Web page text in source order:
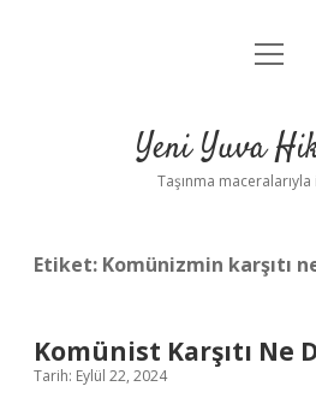
Anasayfa
Yasal Uyarı
menüyü
Yeni Yuva
Taşınma
Etiket: Komünizmin karşıtı
Komünist Karşıtı Ne
Tarih: Eylül 22, 2024